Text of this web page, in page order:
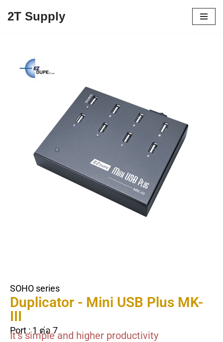
2T Supply
SOHO series
Duplicator - Mini USB Plus MK-
III
Port : 1 ต่อ 7
It’s simple and higher productivity